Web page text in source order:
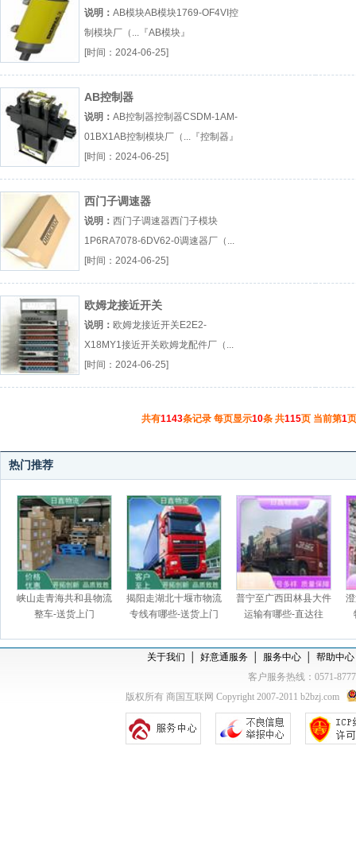
说明： AB模块AB模块1769-OF4VI控
制模块厂（...『AB模块』
[时间：2024-06-25]
AB控制器
说明： AB控制器控制器CSDM-1AM-
01BX1AB控制模块厂（...『控制器』
[时间：2024-06-25]
西门子调速器
说明： 西门子调速器西门子模块
1P6RA7078-6DV62-0调速器厂（...
『西门子模块』
[时间：2024-06-25]
欧姆龙接近开关
说明： 欧姆龙接近开关E2E2-
X18MY1接近开关欧姆龙配件厂（...
『E2E2-X18MY1』
[时间：2024-06-25]
共有1143条记录 每页显示10条 共115页 当前第1
热门推荐
峡山走青海共和县物流
整车-送货上门
揭阳走湖北十堰市物流
专线有哪些-送货上门
普宁至广西田林县大件
运输有哪些-直达往
关于我们 好意通服务 服务中心
帮助中心
客户服务热线：0571-
版权所有 商国互联网 Copyright 2007-2011 b2bzj.com